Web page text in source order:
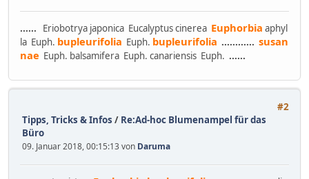
...... Eriobotrya japonica Eucalyptus cinerea Euphorbia aphyl
la Euph. bupleurifolia Euph. bupleurifolia ............ susan
nae Euph. balsamifera Euph. canariensis Euph. ......
#2
Tipps, Tricks & Infos / Re:Ad-hoc Blumenampel für das
Büro
09. Januar 2018, 00:15:13 von Daruma